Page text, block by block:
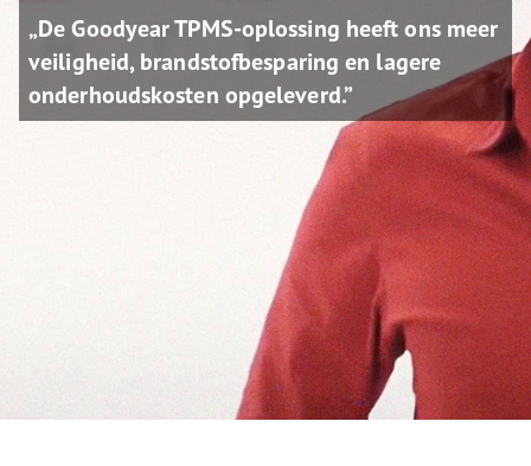
„De Goodyear TPMS-oplossing heeft ons meer
veiligheid, brandstofbesparing en lagere
onderhoudskosten opgeleverd.”